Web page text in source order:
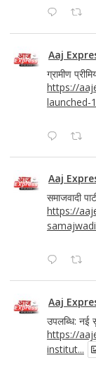
Aaj
ग्रामीण
https://
launched-
Aaj
समाजवादी
https://
Aaj
उपलब्धि: नई
https://
institut...